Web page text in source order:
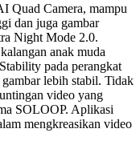
Quad Camera, mampu
dan juga gambar
Night Mode 2.0.
anak muda
pada perangkat
lebih stabil. Tidak
video yang
SOLOOP. Aplikasi
mengkreasikan video